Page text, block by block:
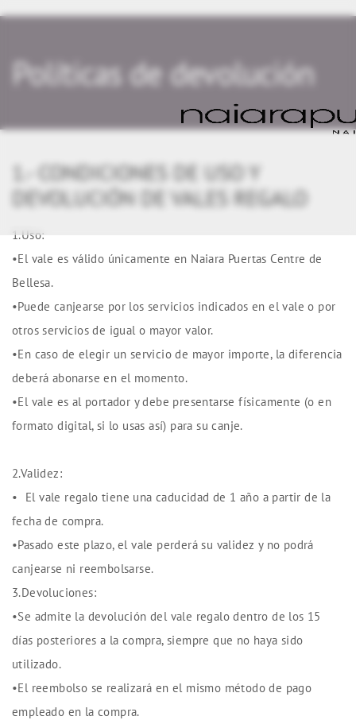
Políticas de devolución
1.- CONDICIONES DE USO Y
DEVOLUCIÓN DE VALES REGALO
1.Uso:
•El vale es válido únicamente en Naiara Puertas Centre de
Bellesa.
•Puede canjearse por los servicios indicados en el vale o por
otros servicios de igual o mayor valor.
•En caso de elegir un servicio de mayor importe, la diferencia
deberá abonarse en el momento.
•El vale es al portador y debe presentarse físicamente (o en
formato digital, si lo usas así) para su canje.
2.Validez:
•⁠ ⁠El vale regalo tiene una caducidad de 1 año a partir de la
fecha de compra.
•Pasado este plazo, el vale perderá su validez y no podrá
canjearse ni reembolsarse.
3.Devoluciones:
•Se admite la devolución del vale regalo dentro de los 15
días posteriores a la compra, siempre que no haya sido
utilizado.
•El reembolso se realizará en el mismo método de pago
empleado en la compra.